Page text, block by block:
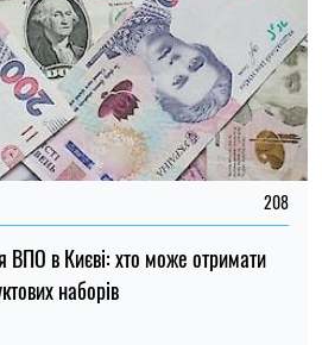
208
в Києві: хто може отримати
наборів